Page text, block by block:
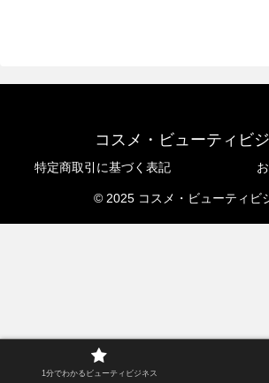
コスメ・ビューティビ
特定商取引に基づく表記
© 2025 コスメ・ビューティビ
1分でわかるビューティビジネス